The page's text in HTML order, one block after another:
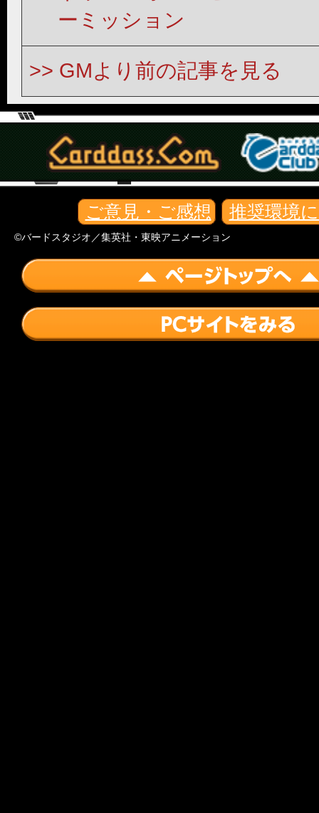
ーミッション
GMより前の記事を見る
ご意見・ご感想 推奨環境
©バードスタジオ／集英社・東映アニメーション